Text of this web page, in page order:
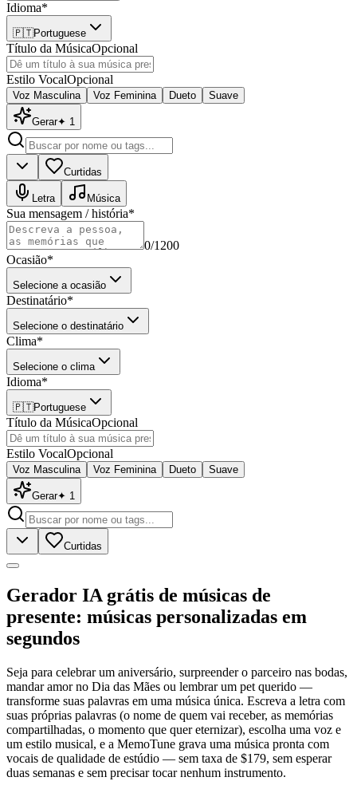
Idioma*
🇵🇹Portuguese
Título da MúsicaOpcional
Estilo VocalOpcional
Voz Masculina Voz Feminina Dueto Suave
Gerar✦ 1
Curtidas
Letra Música
Sua mensagem / história*
0/1200
Ocasião*
Selecione a ocasião
Destinatário*
Selecione o destinatário
Clima*
Selecione o clima
Idioma*
🇵🇹Portuguese
Título da MúsicaOpcional
Estilo VocalOpcional
Voz Masculina Voz Feminina Dueto Suave
Gerar✦ 1
Curtidas
Gerador IA grátis de músicas de
presente: músicas personalizadas em
segundos
Seja para celebrar um aniversário, surpreender o parceiro nas bodas,
mandar amor no Dia das Mães ou lembrar um pet querido —
transforme suas palavras em uma música única. Escreva a letra com
suas próprias palavras (o nome de quem vai receber, as memórias
compartilhadas, o momento que quer eternizar), escolha uma voz e
um estilo musical, e a MemoTune grava uma música pronta com
vocais de qualidade de estúdio — sem taxa de $179, sem esperar
duas semanas e sem precisar tocar nenhum instrumento.